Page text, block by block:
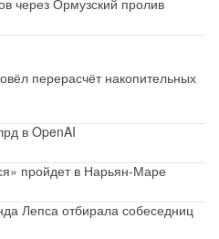
перерасчёт накопительных
в OpenAI
пройдет в Нарьян-Маре
Лепса отбирала собеседниц